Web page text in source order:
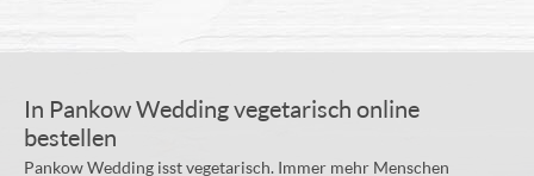
In Pankow Wedding vegetarisch online
bestellen
Pankow Wedding isst vegetarisch. Immer mehr Menschen